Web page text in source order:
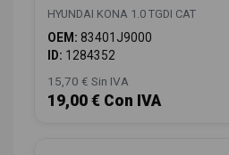
HYUNDAI KONA 1.0 TGDI CAT
OEM: 83401J9000
ID: 1284352
15,70 € Sin IVA
19,00 € Con IVA